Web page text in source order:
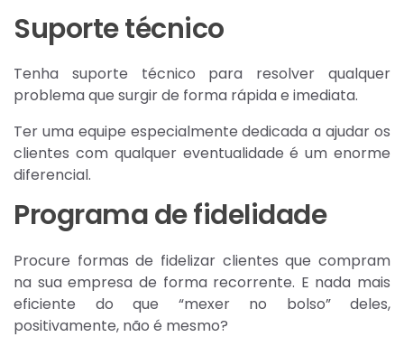
Suporte técnico
Tenha suporte técnico para resolver qualquer
problema que surgir de forma rápida e imediata.
Ter uma equipe especialmente dedicada a ajudar os
clientes com qualquer eventualidade é um enorme
diferencial.
Programa de fidelidade
Procure formas de fidelizar clientes que compram
na sua empresa de forma recorrente. E nada mais
eficiente do que “mexer no bolso” deles,
positivamente, não é mesmo?